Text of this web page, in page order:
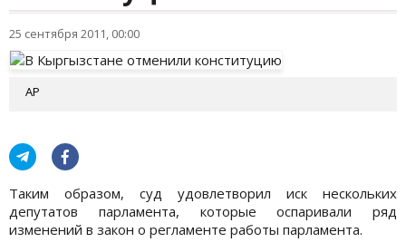
25 сентября 2011, 00:00
AP
Таким образом, суд удовлетворил иск нескольких
депутатов парламента, которые оспаривали ряд
изменений в закон о регламенте работы парламента.